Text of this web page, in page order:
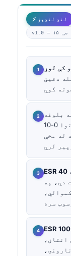
⚡ لنډ لنډیز
v1.0 —
دقیق
بلوغه
ماشومانو کې عموماً شاوخوا 0-10 mm/hr وي،
له مخې
دي، په
انتان،